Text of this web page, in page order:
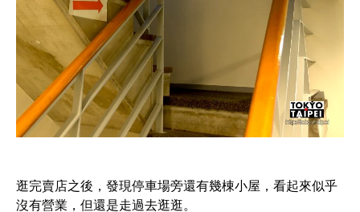
逛完賣店之後，發現停車場旁還有幾棟小屋，看起來似乎
沒有營業，但還是走過去逛逛。